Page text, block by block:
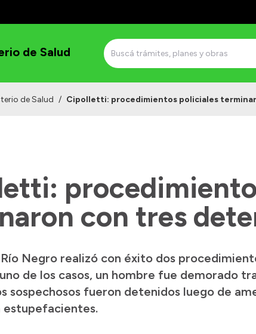
de Salud
de Salud / Cipolletti: procedimientos policiales
con tres
Río Negro realizó con éxito dos
uno de los casos, un hombre fue demorado
sospechosos fueron detenidos luego de
estupefacientes.